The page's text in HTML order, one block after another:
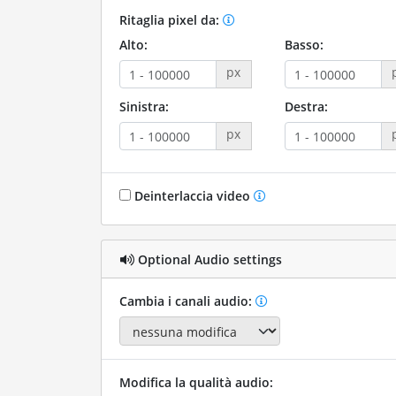
Ritaglia pixel da:
Alto:
px
Basso:
Sinistra:
px
Destra:
Deinterlaccia video
Optional Audio settings
Cambia i canali audio:
Modifica la qualità audio: